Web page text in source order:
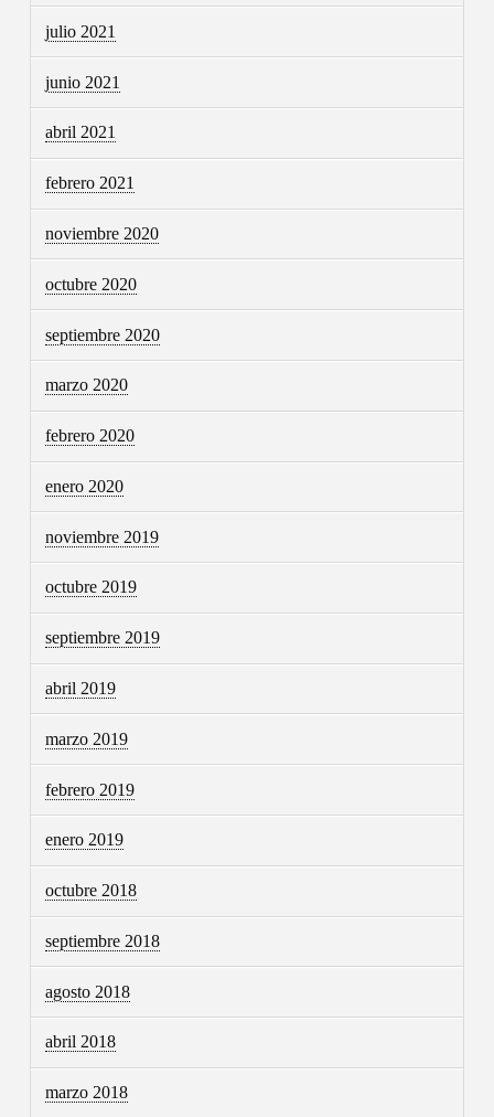
julio 2021
junio 2021
abril 2021
febrero 2021
noviembre 2020
octubre 2020
septiembre 2020
marzo 2020
febrero 2020
enero 2020
noviembre 2019
octubre 2019
septiembre 2019
abril 2019
marzo 2019
febrero 2019
enero 2019
octubre 2018
septiembre 2018
agosto 2018
abril 2018
marzo 2018